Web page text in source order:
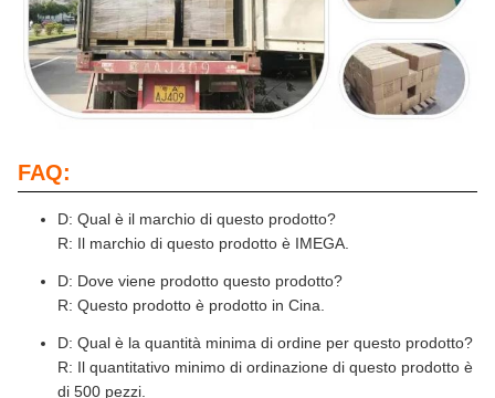
FAQ:
D: Qual è il marchio di questo prodotto?
R: Il marchio di questo prodotto è IMEGA.
D: Dove viene prodotto questo prodotto?
R: Questo prodotto è prodotto in Cina.
D: Qual è la quantità minima di ordine per questo prodotto?
R: Il quantitativo minimo di ordinazione di questo prodotto è
di 500 pezzi.